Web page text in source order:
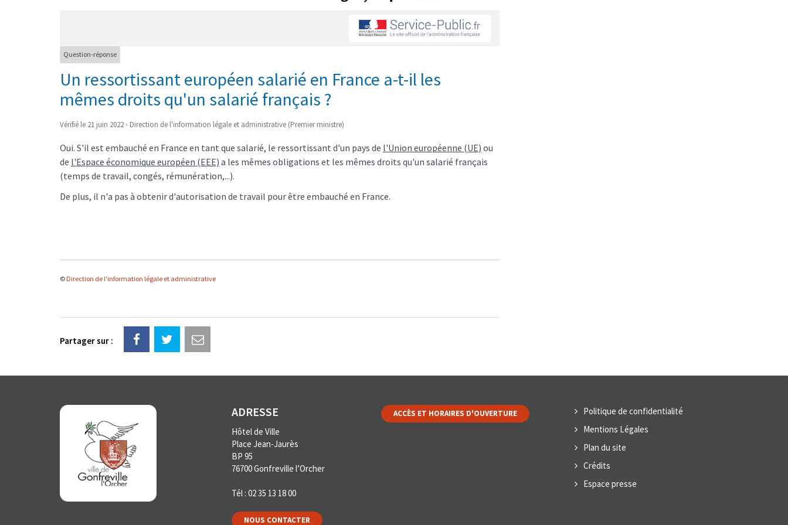
Question-réponse
Un ressortissant européen salarié en France a-t-il les
mêmes droits qu'un salarié français ?
Vérifié le 21 juin 2022 - Direction de l'information légale et administrative (Premier ministre)
Oui. S'il est embauché en France en tant que salarié, le ressortissant d'un pays de l'Union européenne (UE) ou
de l'Espace économique européen (EEE) a les mêmes obligations et les mêmes droits qu'un salarié français
(temps de travail, congés, rémunération,...).
De plus, il n'a pas à obtenir d'autorisation de travail pour être embauché en France.
© Direction de l'information légale et administrative
Partager sur :
ADRESSE
Hôtel de Ville
Place Jean-Jaurès
BP 95
76700 Gonfreville l’Orcher
Tél : 02 35 13 18 00
NOUS CONTACTER
ACCÈS ET HORAIRES D'OUVERTURE
Politique de confidentialité
Mentions Légales
Plan du site
Crédits
Espace presse